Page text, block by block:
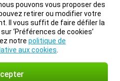
pouvons vous proposer des
retirer ou modifier votre
Il vous suffit de faire défiler la
‘Préférences de cookies’
notre politique de
aux cookies